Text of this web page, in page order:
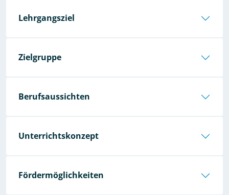
Lehrgangsziel
Zielgruppe
Berufsaussichten
Unterrichtskonzept
Fördermöglichkeiten